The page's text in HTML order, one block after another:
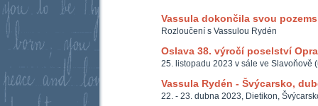
Vassula dokončila svou
Rozloučení s Vassulou Rydén
Oslava 38. výročí poselství
25. listopadu 2023 v sále ve Slavoňově
Vassula Rydén - Švýcarsko,
22. - 23. dubna 2023, Dietikon,